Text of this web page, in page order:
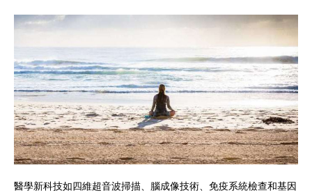
醫學新科技如四維超音波掃描、腦成像技術、免疫系統檢查和基因